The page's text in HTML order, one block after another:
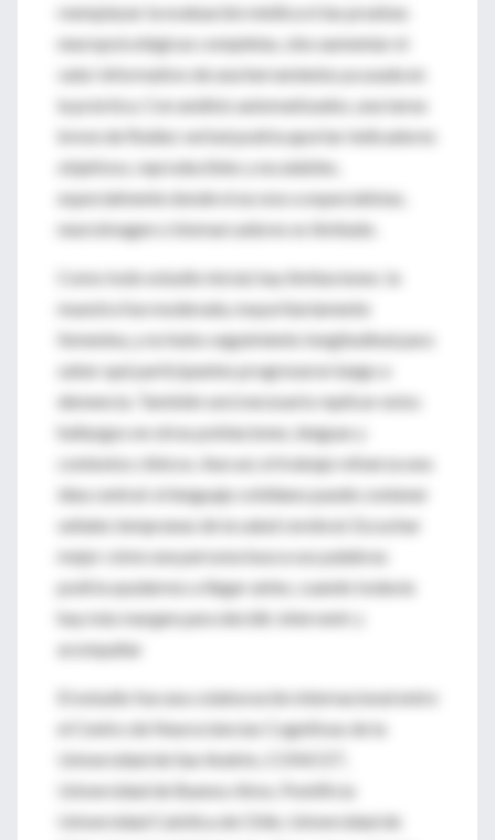
reemplazar la evaluación médica ni las pruebas
neuropsicológicas completas, sino aumentar el
valor informativo de una herramienta ya usada en
la práctica. Con análisis automatizados, una tarea
breve de fluidez verbal podría aportar indicadores
objetivos, reproducibles y escalables,
especialmente donde el acceso a especialistas,
neuroimagen o biomarcadores es limitado.
Como todo estudio inicial, hay limitaciones: la
muestra fue moderada, mayoritariamente
femenina, y no hubo seguimiento longitudinal para
saber qué participantes progresaron luego a
demencia. También será necesario replicar estos
hallazgos en otras poblaciones, lenguas y
contextos clínicos. Aun así, el trabajo refuerza una
idea central: el lenguaje cotidiano puede contener
señales tempranas de la salud cerebral. Escuchar
mejor cómo una persona busca sus palabras
podría ayudarnos a llegar antes, cuando todavía
hay más margen para decidir, intervenir y
acompañar
El estudio fue una colaboración internacional entre
el Centro de Neurociencias Cognitivas de la
Universidad de San Andrés, CONICET,
Universidad de Buenos Aires, Pontificia
Universidad Católica de Chile, Universidad de